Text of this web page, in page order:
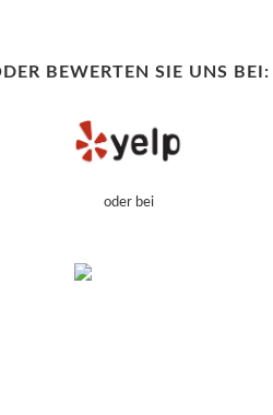
BEWERTEN SIE UNS BEI:
oder bei